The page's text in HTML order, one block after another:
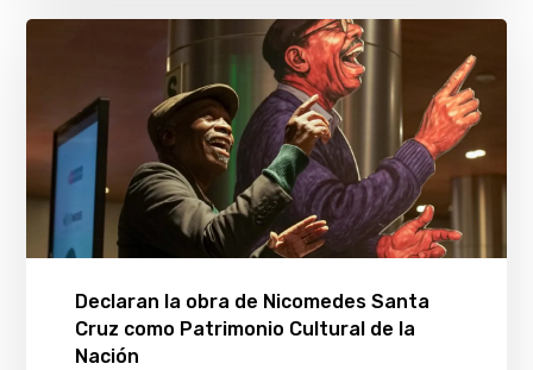
Declaran la obra de Nicomedes Santa
Cruz como Patrimonio Cultural de la
Nación